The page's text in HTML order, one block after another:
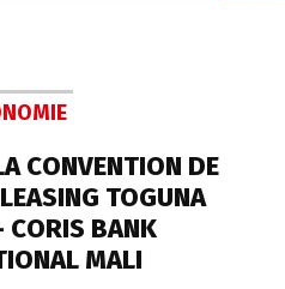
CONVENTION DE
TOGUNA
CORIS BANK
MALI